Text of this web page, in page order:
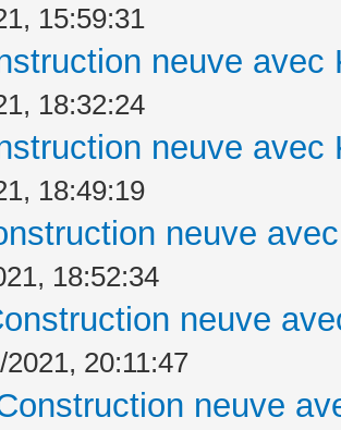
15:59:31
neuve avec
18:32:24
neuve avec
18:49:19
neuve
18:52:34
neuve
20:11:47
neuve